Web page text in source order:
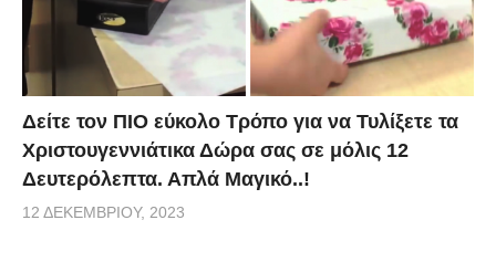
Δείτε τον ΠΙΟ εύκολο Τρόπο για να Τυλίξετε τα
Χριστουγεννιάτικα Δώρα σας σε μόλις 12
Δευτερόλεπτα. Απλά Μαγικό..!
12 ΔΕΚΕΜΒΡΊΟΥ, 2023